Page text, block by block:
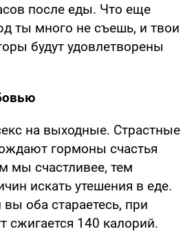
после еды. Что еще
ты много не съешь, и твои
будут удовлетворены
на выходные. Страстные
гормоны счастья
мы счастливее, тем
искать утешения в еде.
оба стараетесь, при
сжигается 140 калорий.